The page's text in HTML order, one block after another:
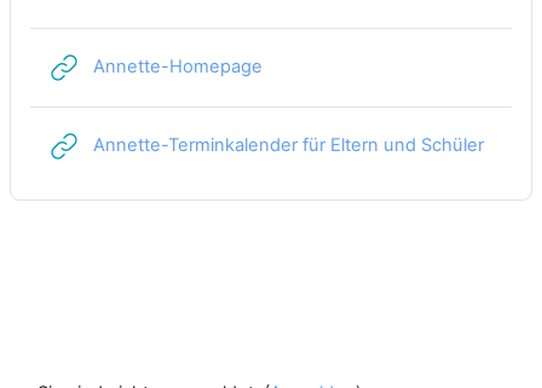
Annette-Homepage
Annette-Terminkalender für Eltern und SchülerLink/